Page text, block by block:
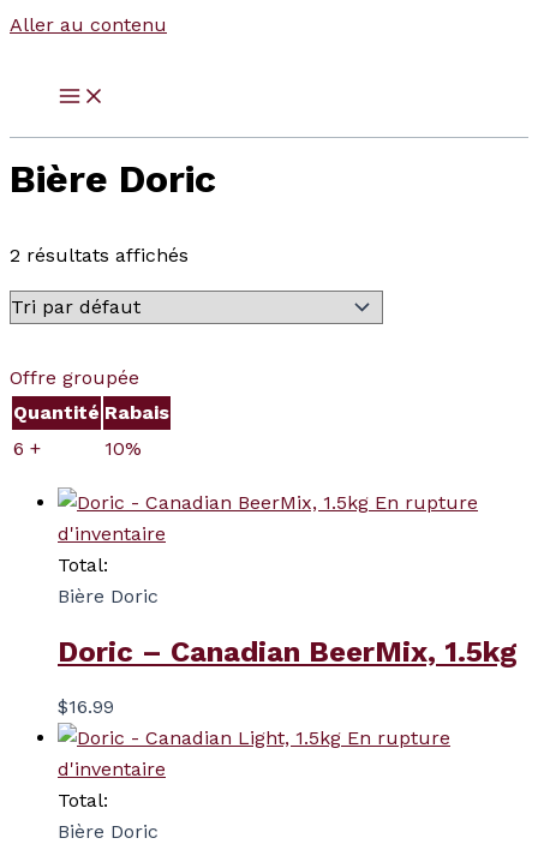
Aller au contenu
Bière Doric
2 résultats affichés
Offre groupée
Quantité Rabais
6 +
10%
En rupture
d'inventaire
Total:
Bière Doric
Doric – Canadian BeerMix, 1.5kg
$16.99
En rupture
d'inventaire
Total:
Bière Doric